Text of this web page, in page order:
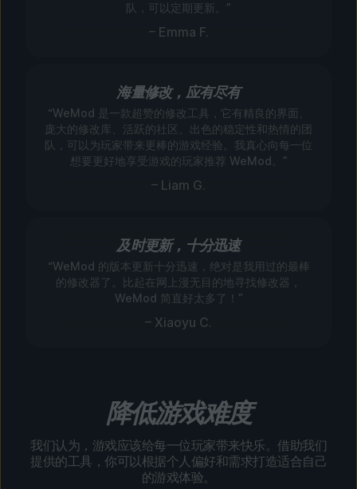
队，可以定期更新。”
– Emma F.
海量修改，应有尽有
“WeMod 是一款超赞的修改工具，它有精良的界面、
庞大的修改库、活跃的社区、出色的稳定性和热情的团
队，可以为玩家带来更棒的游戏经验。我真心向每一位
想要更好地享受游戏的玩家推荐 WeMod。”
– Liam G.
及时更新，十分迅速
“WeMod 的版本更新十分迅速，绝对是我用过的最棒
的修改器了。比起在网上漫无目的地寻找修改器，
WeMod 简直好太多了！”
– Xiaoyu C.
降低游戏难度
我们认为，游戏应该给每一位玩家带来快乐。借助我们
提供的工具，你可以根据个人偏好和需求打造适合自己
的游戏体验。